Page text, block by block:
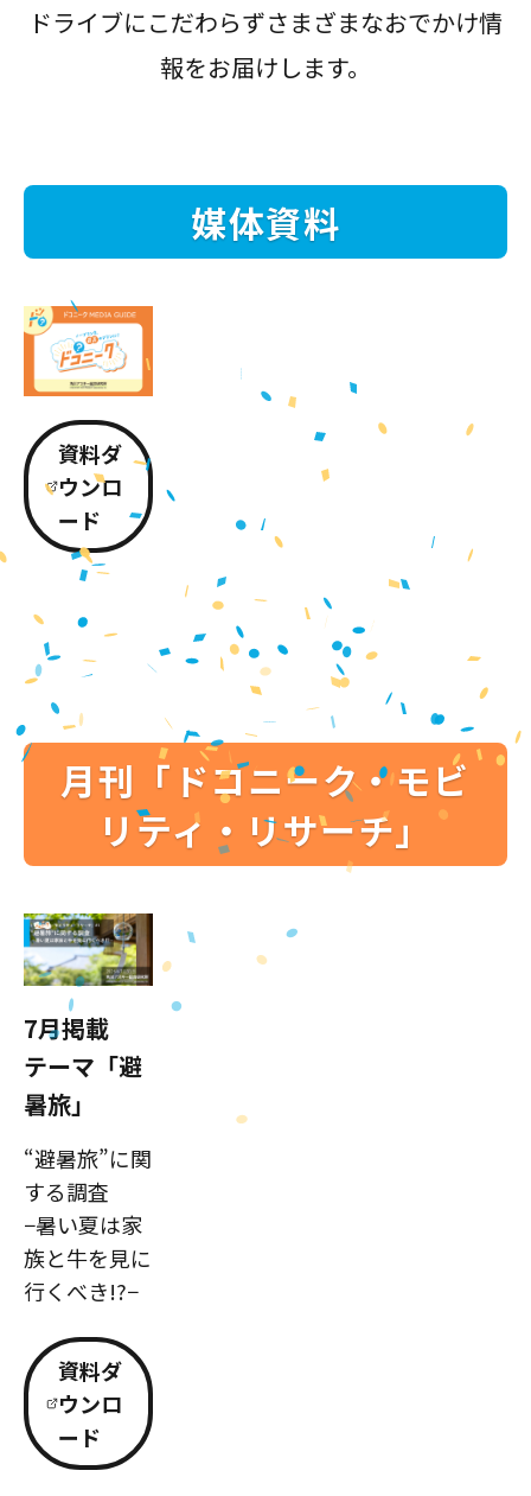
ドライブにこだわらずさまざまなおでかけ情
報をお届けします。
媒体資料
資料ダ
ウンロ
ード
月刊「ドコニーク・モビ
リティ・リサーチ」
7月掲載
テーマ「避
暑旅」
“避暑旅”に関
する調査
−暑い夏は家
族と牛を見に
行くべき!?−
資料ダ
ウンロ
ード